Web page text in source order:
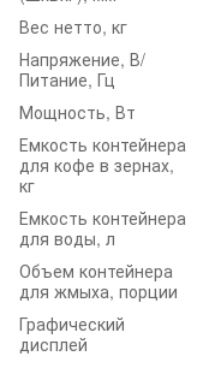
Вес нетто, кг
Напряжение, В/
Питание, Гц
Мощность, Вт
Емкость контейнера
для кофе в зернах,
кг
Емкость контейнера
для воды, л
Объем контейнера
для жмыха, порции
Графический
дисплей